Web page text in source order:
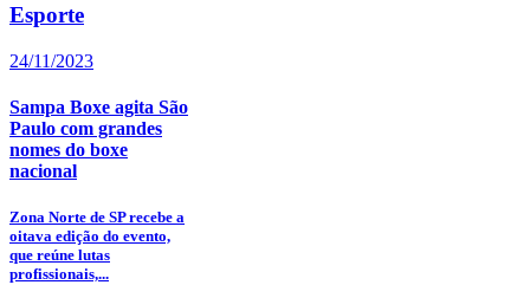
Esporte
24/11/2023
Sampa Boxe agita São
Paulo com grandes
nomes do boxe
nacional
Zona Norte de SP recebe a
oitava edição do evento,
que reúne lutas
profissionais,...